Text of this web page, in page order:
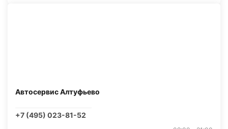
Автосервис Алтуфьево
+7 (495) 023-81-52